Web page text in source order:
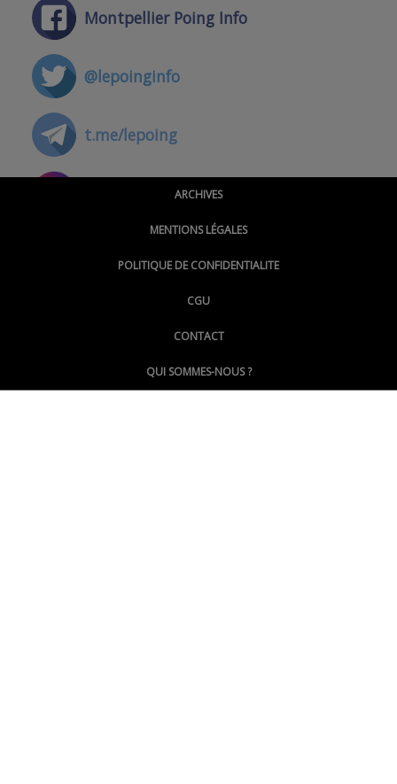
Montpellier Poing Info
@lepoinginfo
t.me/lepoing
@montpellierpoinginfo
@LePoingMontpellier
ARCHIVES
MENTIONS LÉGALES
POLITIQUE DE CONFIDENTIALITE
CGU
CONTACT
QUI SOMMES-NOUS ?